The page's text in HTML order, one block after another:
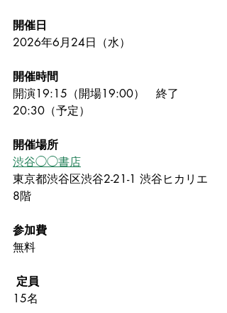
開催日
2026年6月24日（水）
開催時間
開演19:15（開場19:00）　終了
20:30（予定）
開催場所
渋谷◯◯書店
東京都渋谷区渋谷2-21-1 渋谷ヒカリエ
8階
参加費
無料
定員
15名